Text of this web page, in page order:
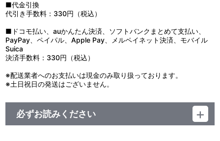
■代金引換
代引き手数料：330円（税込）
■ドコモ払い、auかんたん決済、ソフトバンクまとめて支払い、
PayPay、ペイパル、Apple Pay、メルペイネット決済、モバイル
Suica
決済手数料：330円（税込）
※配送業者へのお支払いは現金のみ取り扱っております。
※土日祝日の発送はございません。
必ずお読みください